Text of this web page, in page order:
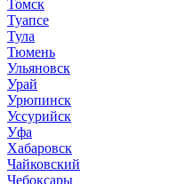
Томск
Туапсе
Тула
Тюмень
Ульяновск
Урай
Урюпинск
Уссурийск
Уфа
Хабаровск
Чайковский
Чебоксары